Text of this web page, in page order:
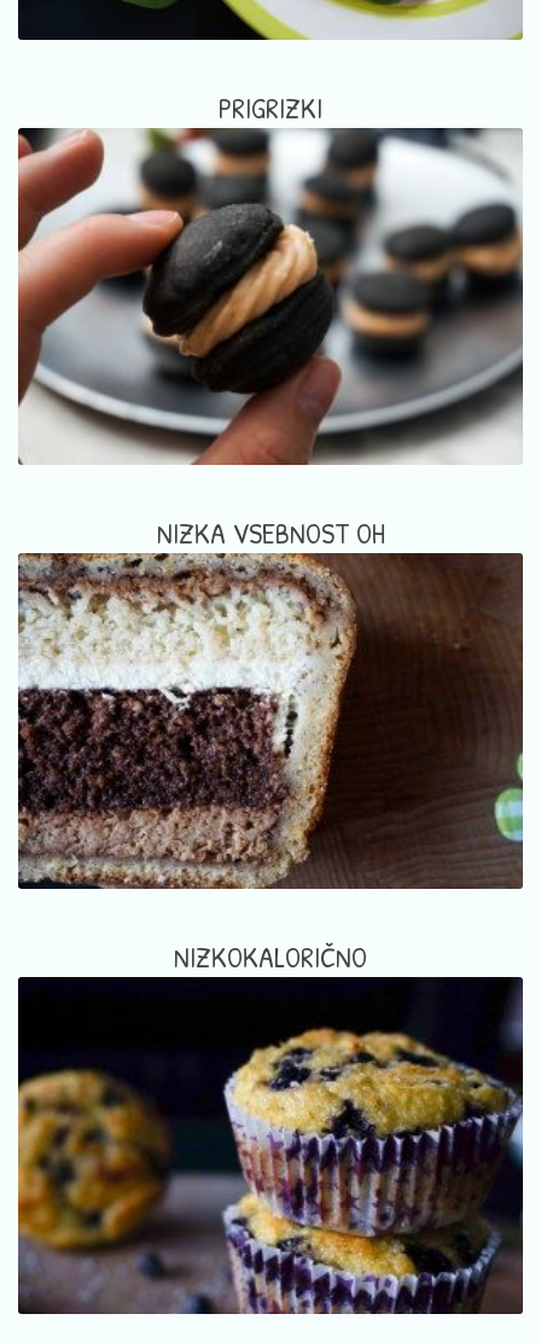
PRIGRIZKI
NIZKA VSEBNOST OH
NIZKOKALORIČNO